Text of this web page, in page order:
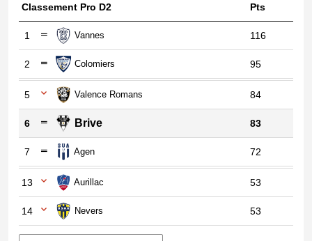
Classement Pro D2 Pts
1 Vannes 116
2 Colomiers 95
5 Valence Romans 84
6 Brive 83
7 Agen 72
13 Aurillac 53
14 Nevers 53